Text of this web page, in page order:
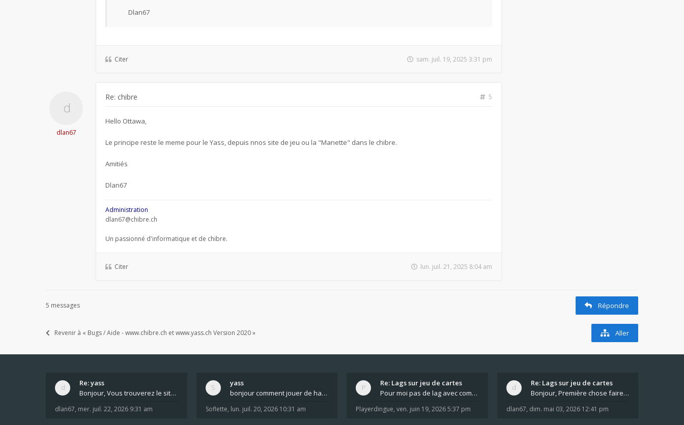
Dlan67
Citer sam. juil. 19, 2025 3:31 pm
dlan67
Re: chibre 5
Hello Ottawa,
Le principe reste le meme pour le Yass, depuis nnos site de jeu ou la "Manette" dans le chibre.
Amitiés
Dlan67
Administration
dlan67@chibre.ch
Un passionné d'informatique et de chibre.
Citer lun. juil. 21, 2025 8:04 am
5 messages Répondre
Revenir à « Bugs / Aide - www.chibre.ch et www.yass.ch Version 2020 » Aller
Re: yass
Bonjour, Vous trouverez le site ici dans le foru
dlan67, mer. juil. 22, 2026 9:31 am
yass
bonjour comment jouer de haut en bas tout atout mi
Soflette, lun. juil. 20, 2026 10:31 am
Re: Lags sur jeu de cartes
Pour moi pas de lag avec comme navigateur Chrome
Playerdingue, ven. juin 19, 2026 5:37 pm
Re: Lags sur jeu de cartes
Bonjour, Première chose faire un arrêt complet de
dlan67, dim. mai 03, 2026 12:41 pm